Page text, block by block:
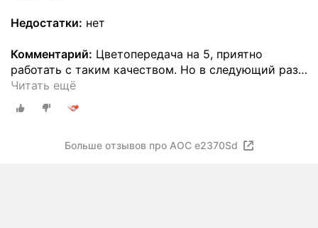
Недостатки: нет
Комментарий: Цветопередача на 5, приятно
работать с таким качеством. Но в следующий раз…
Читать ещё
Больше отзывов про AOC e2370Sd